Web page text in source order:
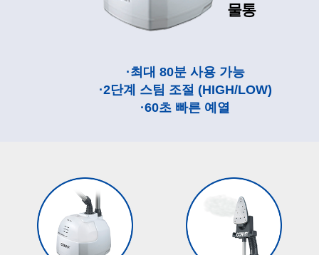
물통
·최대 80분 사용 가능
·2단계 스팀 조절 (HIGH/LOW)
·60초 빠른 예열